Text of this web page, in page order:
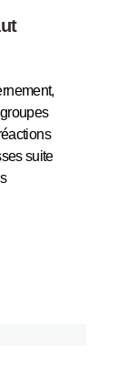
suite